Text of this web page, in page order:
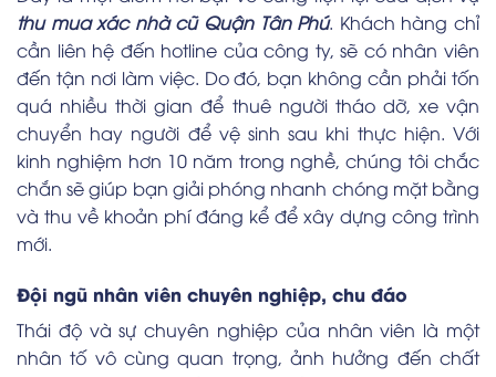
thu mua xác nhà cũ Quận Tân Phú. Khách hàng chỉ
cần liên hệ đến hotline của công ty, sẽ có nhân viên
đến tận nơi làm việc. Do đó, bạn không cần phải tốn
quá nhiều thời gian để thuê người tháo dỡ, xe vận
chuyển hay người để vệ sinh sau khi thực hiện. Với
kinh nghiệm hơn 10 năm trong nghề, chúng tôi chắc
chắn sẽ giúp bạn giải phóng nhanh chóng mặt bằng
và thu về khoản phí đáng kể để xây dựng công trình
mới.
Đội ngũ nhân viên chuyên nghiệp, chu đáo
Thái độ và sự chuyên nghiệp của nhân viên là một
nhân tố vô cùng quan trọng, ảnh hưởng đến chất